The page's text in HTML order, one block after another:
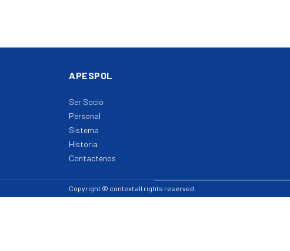
APESPOL
Ser Socio
Personal
Sistema
Historia
Contactenos
Copyright © context all rights reserved.